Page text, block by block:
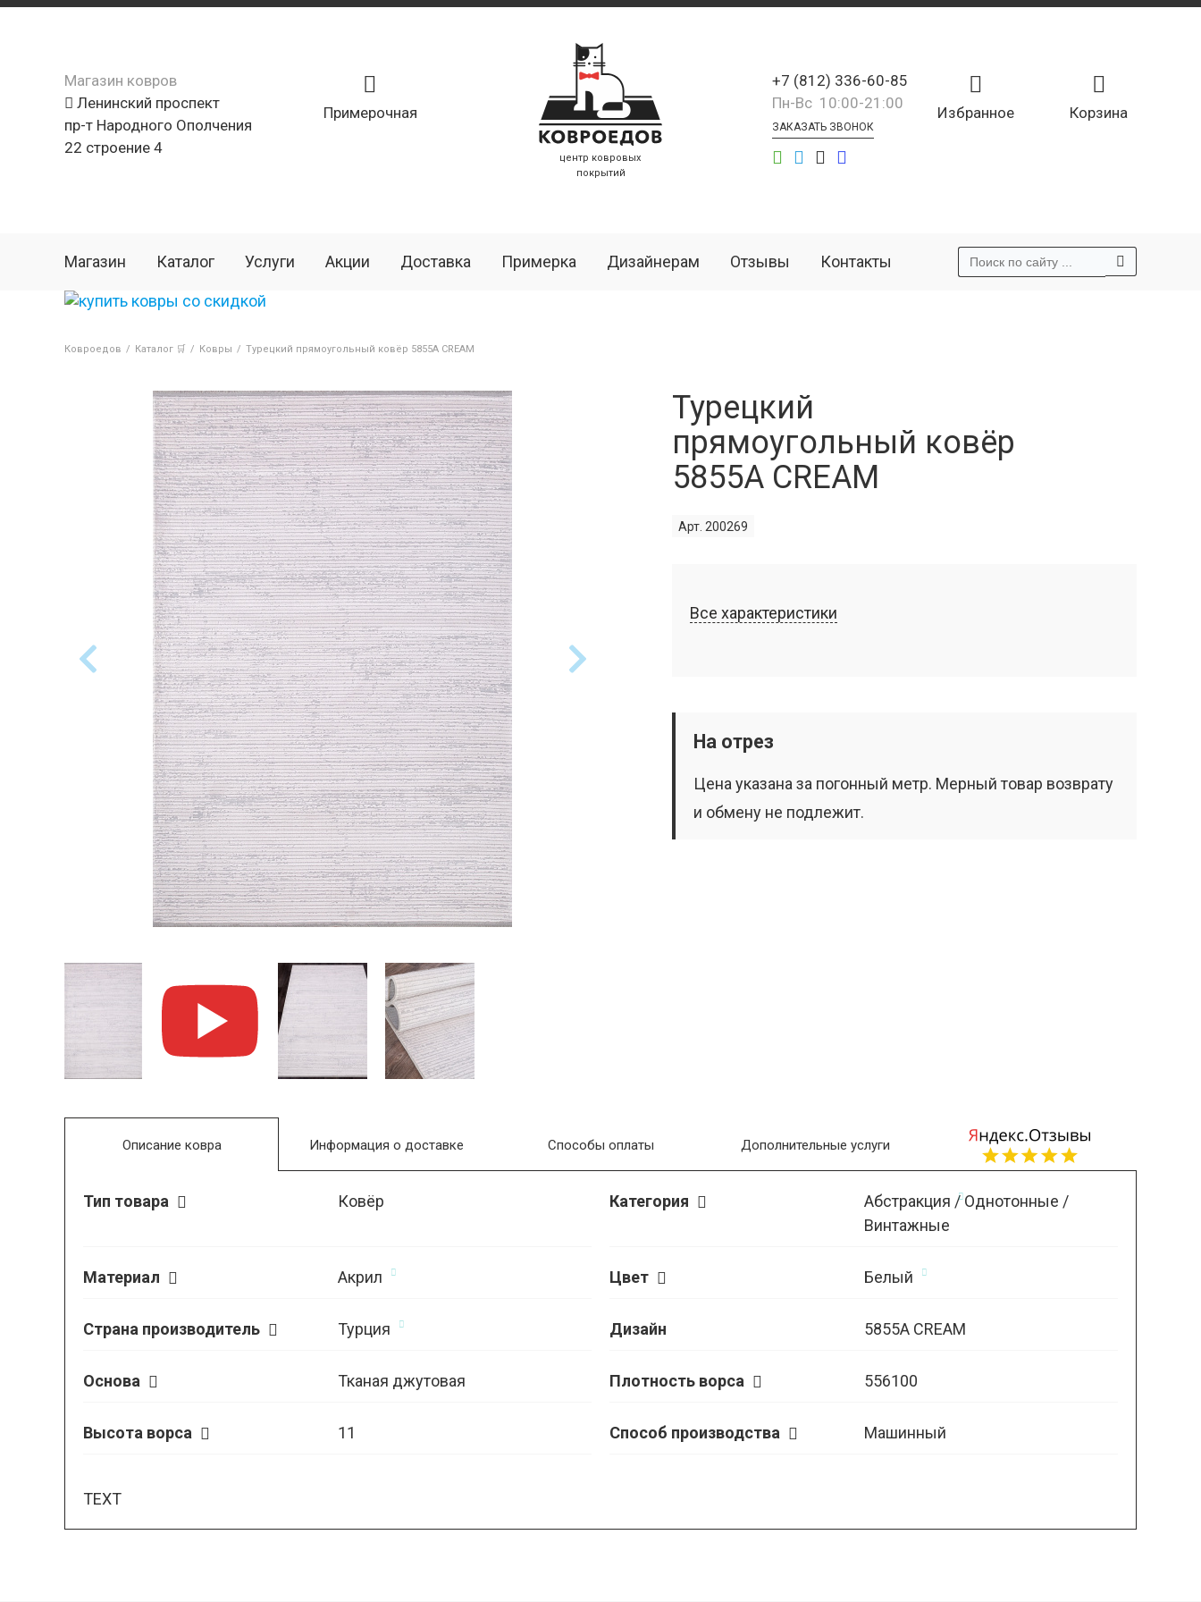
Магазин ковров
Ленинский проспект
пр-т Народного Ополчения
22 строение 4
Примерочная
центр ковровых
покрытий
Корзина
Избранное
+7 (812) 336-60-85
Пн-Вс 10:00-21:00
ЗАКАЗАТЬ ЗВОНОК
Магазин Каталог Услуги Акции Доставка Примерка Дизайнерам Отзывы Контакты
Ковроедов / Каталог 🛒 / Ковры / Турецкий прямоугольный ковёр 5855A CREAM
Турецкий
прямоугольный ковёр
5855A CREAM
Арт. 200269
Все характеристики
На отрез
Цена указана за погонный метр. Мерный товар возврату
и обмену не подлежит.
Описание ковра
Тип товара Ковёр Категория
Абстракция / Однотонные /
Винтажные
Материал Акрил Цвет Белый
Страна производитель Турция Дизайн 5855A CREAM
Основа Тканая джутовая Плотность ворса 556100
Высота ворса 11 Способ производства Машинный
TEXT
Информация о доставке Способы оплаты Дополнительные услуги